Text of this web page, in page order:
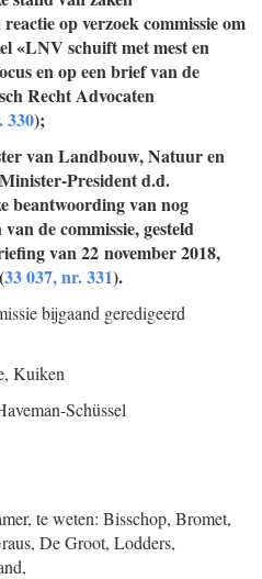
op verzoek commissie om
«LNV schuift met mest en
en op een brief van de
Recht Advocaten
330);
van Landbouw, Natuur en
President d.d.
beantwoording van nog
de commissie, gesteld
van 22 november 2018,
33 037, nr. 331).
bijgaand geredigeerd
Kuiken
Schüssel
te weten: Bisschop, Bromet,
De Groot, Lodders,